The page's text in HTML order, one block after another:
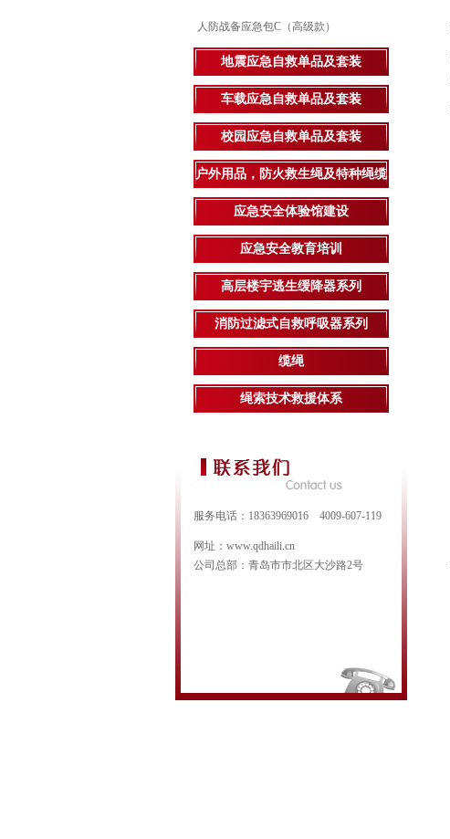
人防战备应急包C（高级款）
地震应急自救单品及套装
车载应急自救单品及套装
校园应急自救单品及套装
户外用品，防火救生绳及特种绳缆
应急安全体验馆建设
应急安全教育培训
高层楼宇逃生缓降器系列
消防过滤式自救呼吸器系列
缆绳
绳索技术救援体系
服务电话：18363969016 4009-607-119
网址：www.qdhaili.cn
公司总部：青岛市市北区大沙路2号